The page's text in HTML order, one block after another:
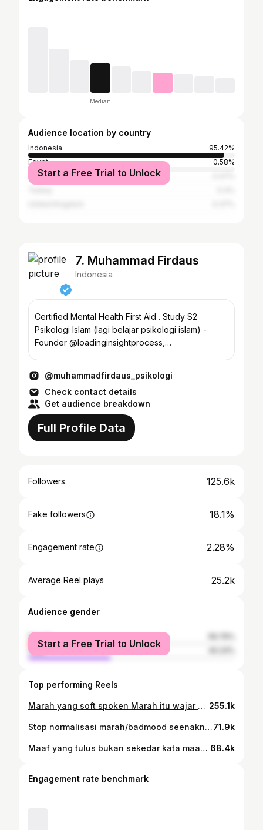
Median
Audience location by country
Indonesia
95.42%
Egypt
0.58%
Japan
Start a Free Trial to Unlock
7. Muhammad Firdaus
Indonesia
Certified Mental Health First Aid . Study S2
Psikologi Islam (lagi belajar psikologi islam) -
Founder @loadinginsightprocess,
@muhammadfirdaus_psikologi
Check contact details
Get audience breakdown
Full Profile Data
Followers 125.6k
Fake followers 18.1%
Engagement rate 2.28%
Average Reel plays 25.2k
Audience gender
female
male
Start a Free Trial to Unlock
Top performing Reels
Marah yang soft spoken Marah itu wajar dan manusiawi tapi sebisa mungkin cobalah menggunakan bahasa halus.. Follow @muhammadfirdaus_psikologi @muhammadfirdaus_psikologi @muhammadfirdaus_psikologi #psikologi #marah #emosi #kesehatanmental #mentalhealth #psikologiindonesia 255.1k
Stop normalisasi marah/badmood seenaknya Setiap orang boleh marah itu manusiawi tapi jangan jadikan orang lain sebagai pelampiasannya, kamu yang bertanggung jawab mengontrol emosimu Bagi kamu yang mau belajar meregulasi emosi dan mengenal emosi bisa komen "EMOSI" Follow @muhammadfirdaus_psikologi @loadinginsightprocess @psikologi_rasa #emosi #kesehatanmental #psikologiindonesia #regulasiemosi #kecewa #lingkungan #capek71.9k
Maaf yang tulus bukan sekedar kata maaf Maaf itu juga harus di tunjukkan dari pengakuan kesalahan yang telah kita lalukan, lalu tanggung jawab dan usaha untuk memperbaikinya serta berkomintmen untuk tidak mengulanginya lagi Follow @muhammadfirdaus_psikologi @muhammadfirdaus_psikologi @muhammadfirdaus_psikologi #psikologi #marah #emosi #kesehatanmental #mentalhealth #psikologiindonesia #maaf #mintamaaf 68.4k
Engagement rate benchmark